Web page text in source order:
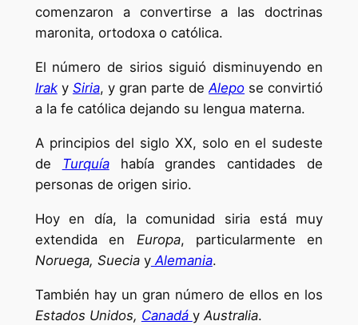
comenzaron a convertirse a las doctrinas
maronita, ortodoxa o católica.
El número de sirios siguió disminuyendo en
Iraky Siria, y gran parte deAlepo se convirtió
a la fe católica dejando su lengua materna.
A principios del siglo XX, solo en el sudeste
de
Turquíahabía grandes cantidades de
personas de origen sirio.
Hoy en día, la comunidad siria está muy
extendida en Europa, particularmente en
Noruega, Suecia yAlemania.
También hay un gran número de ellos en los
Estados Unidos, Canadá yAustralia.